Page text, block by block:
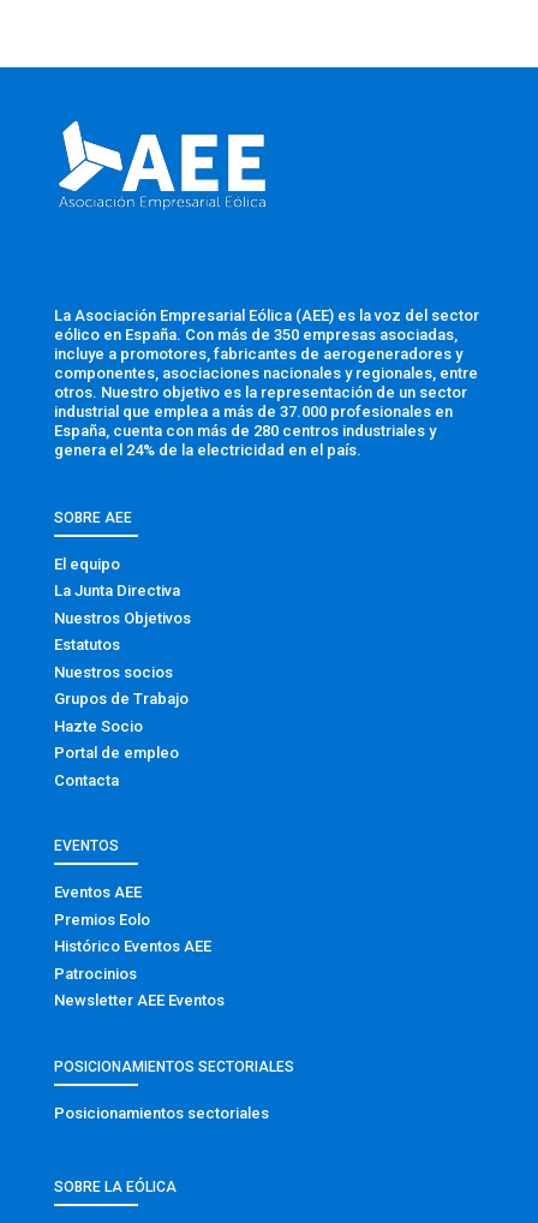
La Asociación Empresarial Eólica (AEE) es la voz del sector
eólico en España. Con más de 350 empresas asociadas,
incluye a promotores, fabricantes de aerogeneradores y
componentes, asociaciones nacionales y regionales, entre
otros. Nuestro objetivo es la representación de un sector
industrial que emplea a más de 37.000 profesionales en
España, cuenta con más de 280 centros industriales y
genera el 24% de la electricidad en el país.
SOBRE AEE
El equipo
La Junta Directiva
Nuestros Objetivos
Estatutos
Nuestros socios
Grupos de Trabajo
Hazte Socio
Portal de empleo
Contacta
EVENTOS
Eventos AEE
Premios Eolo
Histórico Eventos AEE
Patrocinios
Newsletter AEE Eventos
POSICIONAMIENTOS SECTORIALES
Posicionamientos sectoriales
SOBRE LA EÓLICA